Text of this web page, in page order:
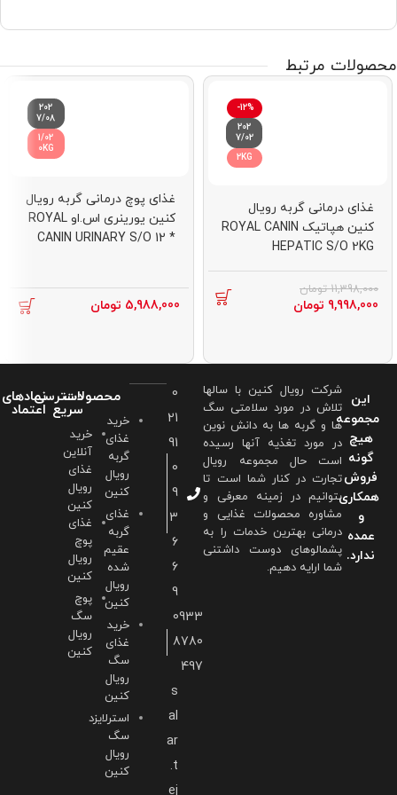
محصولات مرتبط
-12%
202
7/02
2KG
غذای درمانی گربه رویال
کنین هپاتیک ROYAL CANIN
HEPATIC S/O 2KG
11,398,000 تومان
9,998,000 تومان
202
7/08
1/02
0KG
غذای پوچ درمانی گربه رویال
کنین یورینری اس.او ROYAL
CANIN URINARY S/O 12 *
5,988,000 تومان
این
مجموعه
هیچ
گونه
فروش
همکاری
و
عمده
ندارد.
شرکت رویال کنین با سالها
تلاش در مورد سلامتی سگ
ها و گربه ها به دانش نوین
در مورد تغذیه آنها رسیده
است حال مجموعه رویال
تجارت در کنار شما است تا
بتوانیم در زمینه معرفی و
مشاوره محصولات غذایی و
درمانی بهترین خدمات را به
پشمالوهای دوست داشتنی
شما ارايه دهیم.
0
21
91
0
9
3
6
6
9
0933
8780
497
s
al
ar
.t
ej
محصولات
خرید
غذای
گربه
رویال
کنین
غذای
گربه
عقیم
شده
رویال
کنین
خرید
غذای
سگ
رویال
کنین
استرلایزد
سگ
رویال
کنین
دسترسی
سریع
خرید
آنلاین
غذای
رویال
کنین
غذای
پوچ
رویال
کنین
پوچ
سگ
رویال
کنین
نمادهای
اعتماد